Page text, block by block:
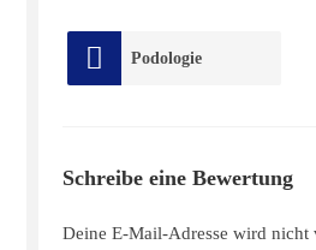
Podologie
Schreibe eine Bewertung
Deine E-Mail-Adresse wird nicht